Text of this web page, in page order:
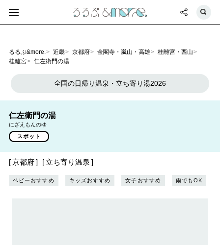
るるぶ&more. 近畿 京都府 金閣寺・嵐山・高雄
桂離宮・西山
桂離宮
仁左衛門の湯
全国の日帰り温泉・立ち寄り湯2026
仁左衛門の湯
にざえもんのゆ
スポット
京都府 立ち寄り温泉
ベビーおすすめ キッズおすすめ 女子おすすめ 雨でもOK